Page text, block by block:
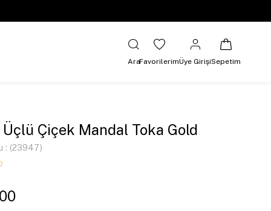
AraFavorilerimÜye GirişiSepetim
Çiçek Mandal Toka Gold
(23947)